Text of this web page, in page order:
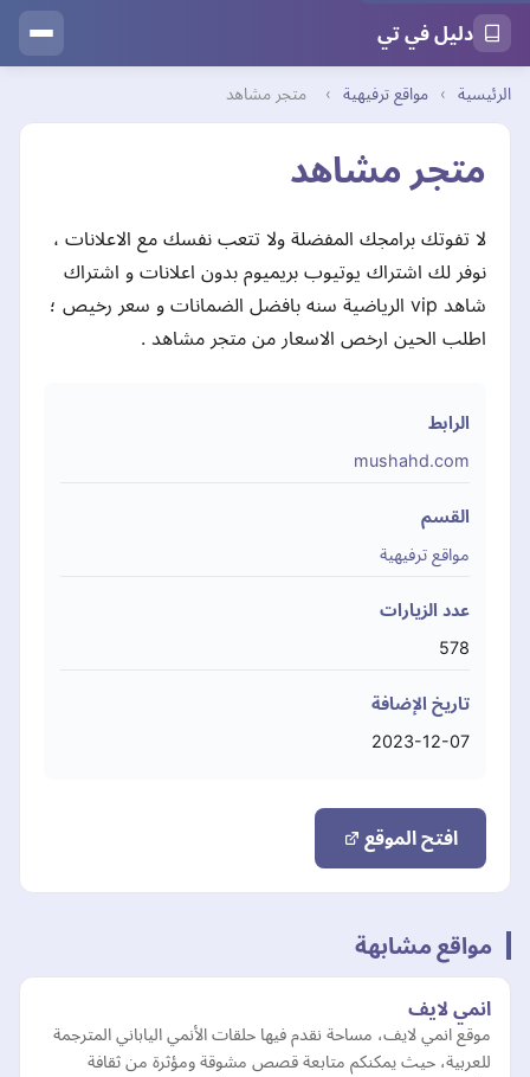
دليل في تي
الرئيسية › مواقع ترفيهية › متجر مشاهد
متجر مشاهد
لا تفوتك برامجك المفضلة ولا تتعب نفسك مع الاعلانات ،
نوفر لك اشتراك يوتيوب بريميوم بدون اعلانات و اشتراك
شاهد vip الرياضية سنه بافضل الضمانات و سعر رخيص ؛
اطلب الحين ارخص الاسعار من متجر مشاهد .
الرابط
mushahd.com
القسم
مواقع ترفيهية
عدد الزيارات
578
تاريخ الإضافة
2023-12-07
افتح الموقع
مواقع مشابهة
انمي لايف
موقع انمي لايف، مساحة نقدم فيها حلقات الأنمي الياباني المترجمة
للعربية، حيث يمكنكم متابعة قصص مشوقة ومؤثرة من ثقافة